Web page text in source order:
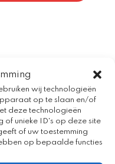
wij technologieën
op te slaan en/of
deze technologieën
of unieke ID's op deze site
of uw toestemming
op bepaalde functies
School
en Piertje
De
illustraties
van jonge